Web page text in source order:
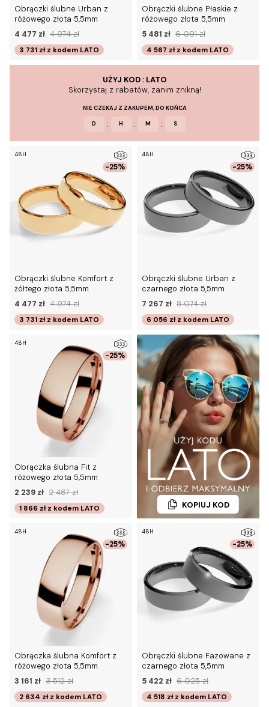
Obrączki ślubne Urban z
różowego złota 5,5mm
4 477 zł 4 974 zł
3 731 zł z kodem LATO
Obrączki ślubne Płaskie z
różowego złota 5,5mm
5 481 zł 6 091 zł
4 567 zł z kodem LATO
UŻYJ KOD : LATO
Skorzystaj z rabatów, zanim znikną!
NIE CZEKAJ Z ZAKUPEM, DO KOŃCA
D : H : M : S
-25%
48H
Obrączki ślubne Komfort z
żółtego złota 5,5mm
4 477 zł 4 974 zł
3 731 zł z kodem LATO
-25%
48H
Obrączki ślubne Urban z
czarnego złota 5,5mm
7 267 zł 8 074 zł
6 056 zł z kodem LATO
-25%
48H
Obrączka ślubna Fit z
różowego złota 5,5mm
2 239 zł 2 487 zł
1 866 zł z kodem LATO KOPIUJ KOD
-25%
48H
Obrączka ślubna Komfort z
różowego złota 5,5mm
3 161 zł 3 512 zł
2 634 zł z kodem LATO
-25%
48H
Obrączki ślubne Fazowane z
czarnego złota 5,5mm
5 422 zł 6 025 zł
4 518 zł z kodem LATO